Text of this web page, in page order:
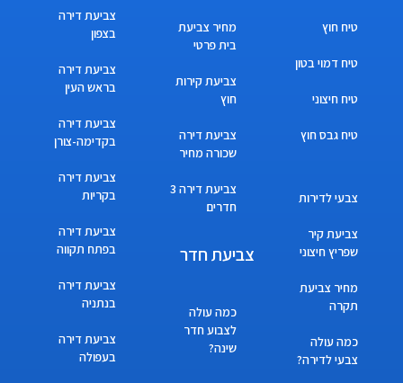
טיח חוץ
טיח דמוי בטון
טיח חיצוני
טיח גבס חוץ
צבעי לדירות
צביעת קיר
שפריץ חיצוני
מחיר צביעת
תקרה
כמה עולה
צבעי לדירה?
מחיר צביעת
בית פרטי
צביעת קירות
חוץ
צביעת דירה
שכורה מחיר
צביעת דירה 3
חדרים
צביעת חדר
כמה עולה
לצבוע חדר
שינה?
צביעת דירה
בצפון
צביעת דירה
בראש העין
צביעת דירה
בקדימה-צורן
צביעת דירה
בקריות
צביעת דירה
בפתח תקווה
צביעת דירה
בנתניה
צביעת דירה
בעפולה